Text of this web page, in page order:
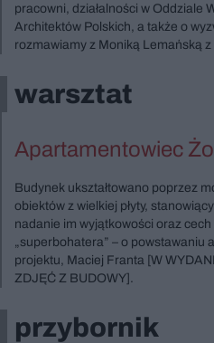
pracowni, działalności w Oddziale
Architektów Polskich, a także o
rozmawiamy z Moniką Lemańską z
warsztat
Apartamentowiec
Budynek ukształtowano poprzez
obiektów z wielkiej płyty,
nadanie im wyjątkowości oraz
„superbohatera” – o powstawaniu
projektu, Maciej Franta [W
ZDJĘĆ Z BUDOWY].
przybornik